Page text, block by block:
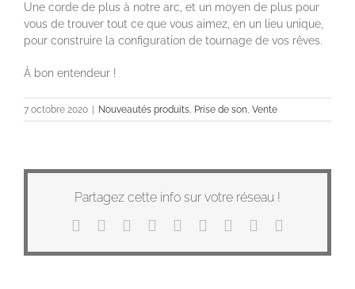
Une corde de plus à notre arc, et un moyen de plus pour
vous de trouver tout ce que vous aimez, en un lieu unique,
pour construire la configuration de tournage de vos rêves.
À bon entendeur !
7 octobre 2020 Nouveautés produits, Prise de son, Vente
Partagez cette info sur votre réseau !
Facebook RedditLinkedInWhatsApp
TumblrPinterest
Vk